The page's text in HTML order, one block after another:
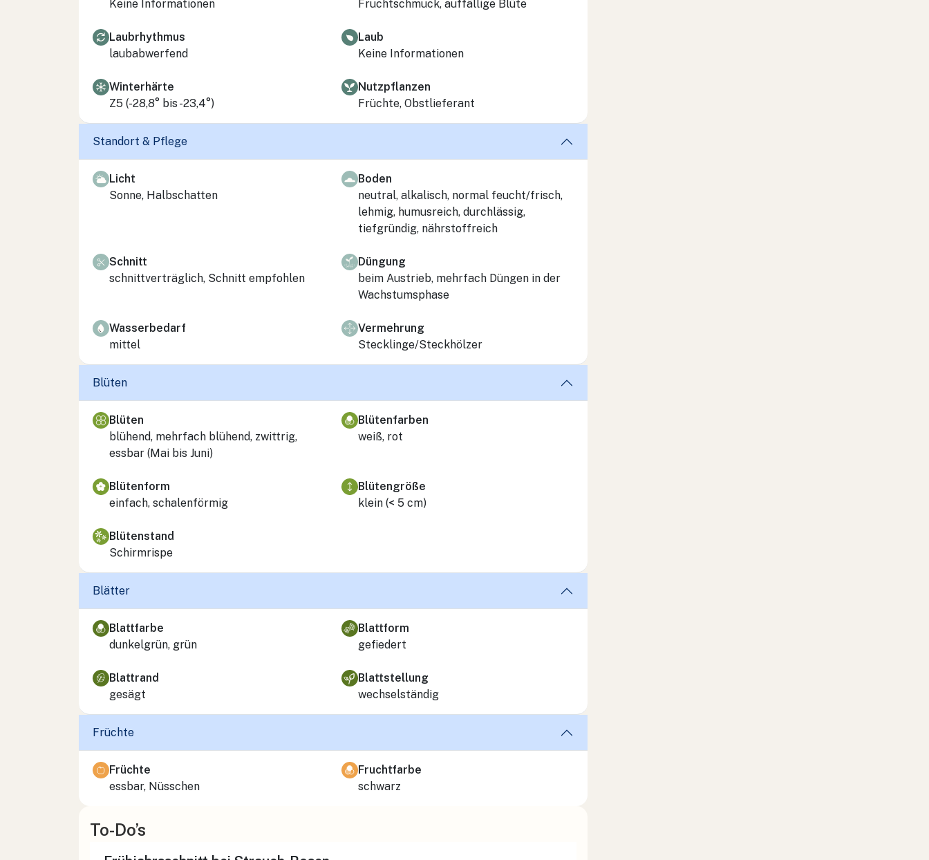
Keine Informationen
Fruchtschmuck, auffällige Blüte
Laubrhythmus
laubabwerfend
Laub
Keine Informationen
Winterhärte
Z5 (-28,8° bis -23,4°)
Nutzpflanzen
Früchte, Obstlieferant
Standort & Pflege
Licht
Sonne, Halbschatten
Boden
neutral, alkalisch, normal feucht/frisch,
lehmig, humusreich, durchlässig,
tiefgründig, nährstoffreich
Schnitt
schnittverträglich, Schnitt empfohlen
Düngung
beim Austrieb, mehrfach Düngen in der
Wachstumsphase
Wasserbedarf
mittel
Vermehrung
Stecklinge/Steckhölzer
Blüten
Blüten
blühend, mehrfach blühend, zwittrig,
essbar (Mai bis Juni)
Blütenfarben
weiß, rot
Blütenform
einfach, schalenförmig
Blütengröße
klein (< 5 cm)
Blütenstand
Schirmrispe
Blätter
Blattfarbe
dunkelgrün, grün
Blattform
gefiedert
Blattrand
gesägt
Blattstellung
wechselständig
Früchte
Früchte
essbar, Nüsschen
Fruchtfarbe
schwarz
To-Do’s